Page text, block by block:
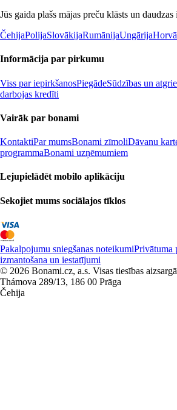
Jūs gaida plašs mājas preču klāsts un
ČehijaPolijaSlovākijaRumānijaUngārija
Informācija par pirkumu
Viss par iepirkšanosPiegādeSūdzības un
darbojas kredīti
Vairāk par bonami
KontaktiPar mumsBonami zīmoliDāvanu
programmaBonami uzņēmumiem
Lejupielādēt mobilo aplikāciju
Sekojiet mums sociālajos tīklos
Pakalpojumu sniegšanas noteikumiPrivātuma
izmantošana un iestatījumi
© 2026 Bonami.cz, a.s. Visas tiesības
Thámova 289/13, 186 00 Prāga
Čehija